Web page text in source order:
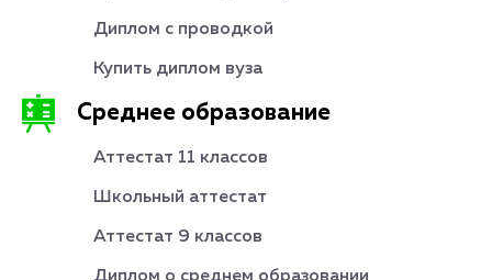
Диплом с проводкой
Купить диплом вуза
Среднее образование
Аттестат 11 классов
Школьный аттестат
Аттестат 9 классов